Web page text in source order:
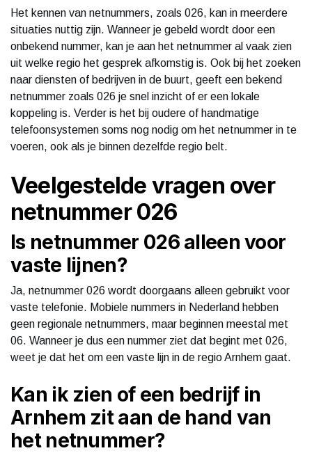
Het kennen van netnummers, zoals 026, kan in meerdere
situaties nuttig zijn. Wanneer je gebeld wordt door een
onbekend nummer, kan je aan het netnummer al vaak zien
uit welke regio het gesprek afkomstig is. Ook bij het zoeken
naar diensten of bedrijven in de buurt, geeft een bekend
netnummer zoals 026 je snel inzicht of er een lokale
koppeling is. Verder is het bij oudere of handmatige
telefoonsystemen soms nog nodig om het netnummer in te
voeren, ook als je binnen dezelfde regio belt.
Veelgestelde vragen over
netnummer 026
Is netnummer 026 alleen voor
vaste lijnen?
Ja, netnummer 026 wordt doorgaans alleen gebruikt voor
vaste telefonie. Mobiele nummers in Nederland hebben
geen regionale netnummers, maar beginnen meestal met
06. Wanneer je dus een nummer ziet dat begint met 026,
weet je dat het om een vaste lijn in de regio Arnhem gaat.
Kan ik zien of een bedrijf in
Arnhem zit aan de hand van
het netnummer?